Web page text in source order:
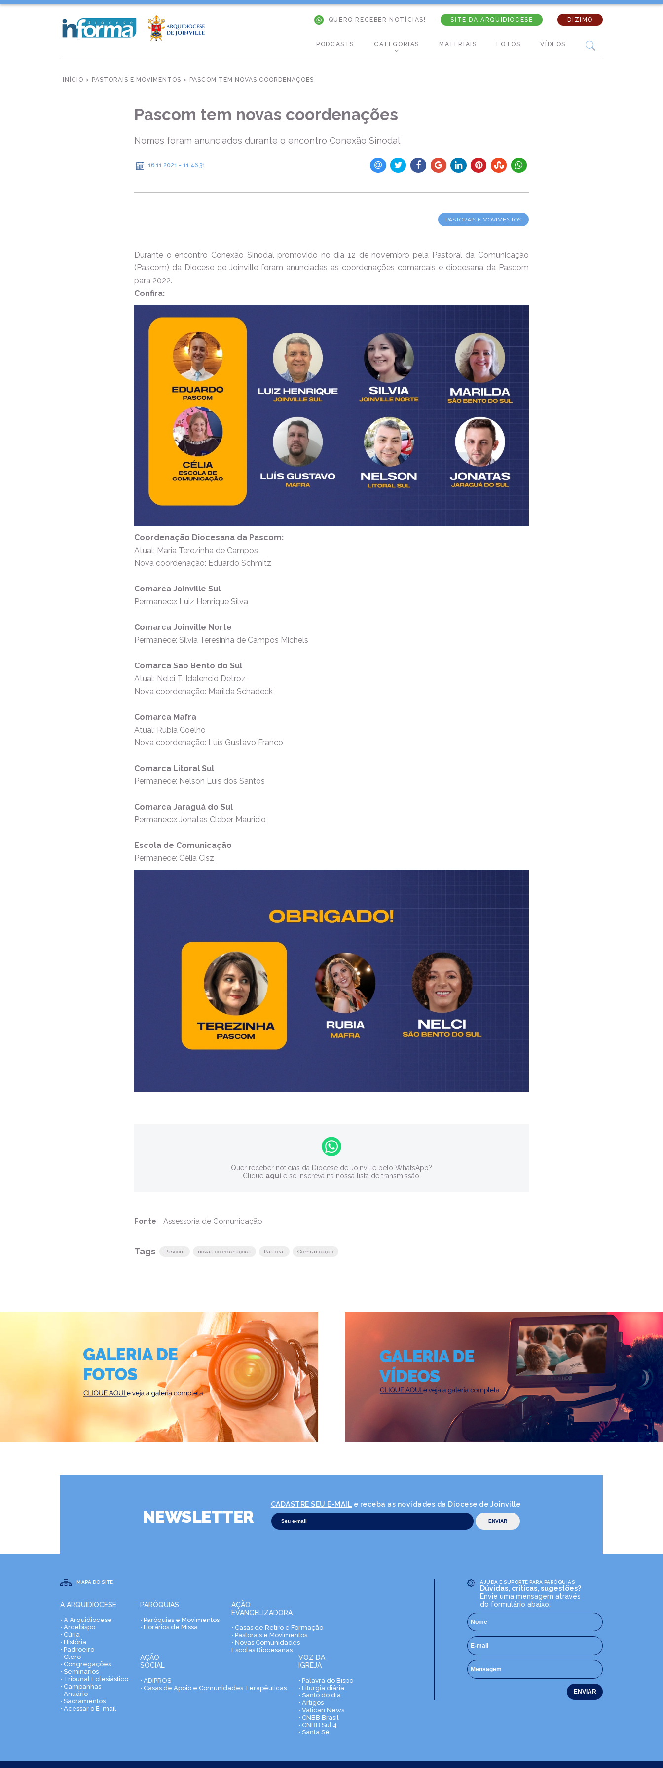
DÍZIMO
SITE DA ARQUIDIOCESE
QUERO RECEBER NOTÍCIAS!
VÍDEOS
FOTOS
MATERIAIS
CATEGORIAS
PODCASTS
INÍCIO > PASTORAIS E MOVIMENTOS > PASCOM TEM NOVAS COORDENAÇÕES
Pascom tem novas coordenações
Nomes foram anunciados durante o encontro Conexão Sinodal
16.11.2021 - 11:46:31
PASTORAIS E MOVIMENTOS
Durante o encontro Conexão Sinodal promovido no dia 12 de novembro pela Pastoral da Comunicação
(Pascom) da Diocese de Joinville foram anunciadas as coordenações comarcais e diocesana da Pascom
para 2022.
Confira:
Coordenação Diocesana da Pascom:
Atual: Maria Terezinha de Campos
Nova coordenação: Eduardo Schmitz
Comarca Joinville Sul
Permanece: Luiz Henrique Silva
Comarca Joinville Norte
Permanece: Silvia Teresinha de Campos Michels
Comarca São Bento do Sul
Atual: Nelci T. Idalencio Detroz
Nova coordenação: Marilda Schadeck
Comarca Mafra
Atual: Rubia Coelho
Nova coordenação: Luís Gustavo Franco
Comarca Litoral Sul
Permanece: Nelson Luís dos Santos
Comarca Jaraguá do Sul
Permanece: Jonatas Cleber Mauricio
Escola de Comunicação
Permanece: Célia Cisz
Quer receber notícias da Diocese de Joinville pelo WhatsApp?
Clique aqui e se inscreva na nossa lista de transmissão.
Fonte Assessoria de Comunicação
Tags Pascom novas coordenações Pastoral Comunicação
NEWSLETTER
CADASTRE SEU E-MAIL e receba as novidades da Diocese de Joinville
MAPA DO SITE
A ARQUIDIOCESE
• A Arquidiocese
• Arcebispo
• Cúria
• História
• Padroeiro
• Clero
• Congregações
• Seminários
• Tribunal Eclesiástico
• Campanhas
• Anuário
• Sacramentos
• Acessar o E-mail
PARÓQUIAS
• Paróquias e Movimentos
• Horários de Missa
AÇÃO
EVANGELIZADORA
• Casas de Retiro e Formação
• Pastorais e Movimentos
• Novas Comunidades
Escolas Diocesanas
AÇÃO
SOCIAL
• ADIPROS
• Casas de Apoio e Comunidades Terapêuticas
VOZ DA
IGREJA
• Palavra do Bispo
• Liturgia diária
• Santo do dia
• Artigos
• Vatican News
• CNBB Brasil
• CNBB Sul 4
• Santa Sé
AJUDA E SUPORTE PARA PARÓQUIAS
Dúvidas, críticas, sugestões?
Envie uma mensagem através
do formulário abaixo: